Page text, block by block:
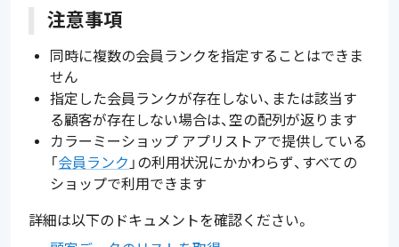
注意事項
同時に複数の会員ランクを指定することはできま
せん
指定した会員ランクが存在しない、または該当す
る顧客が存在しない場合は、空の配列が返ります
カラーミーショップ アプリストアで提供している
「会員ランク 」の利用状況にかかわらず、すべての
ショップで利用できます
詳細は以下のドキュメントを確認ください。